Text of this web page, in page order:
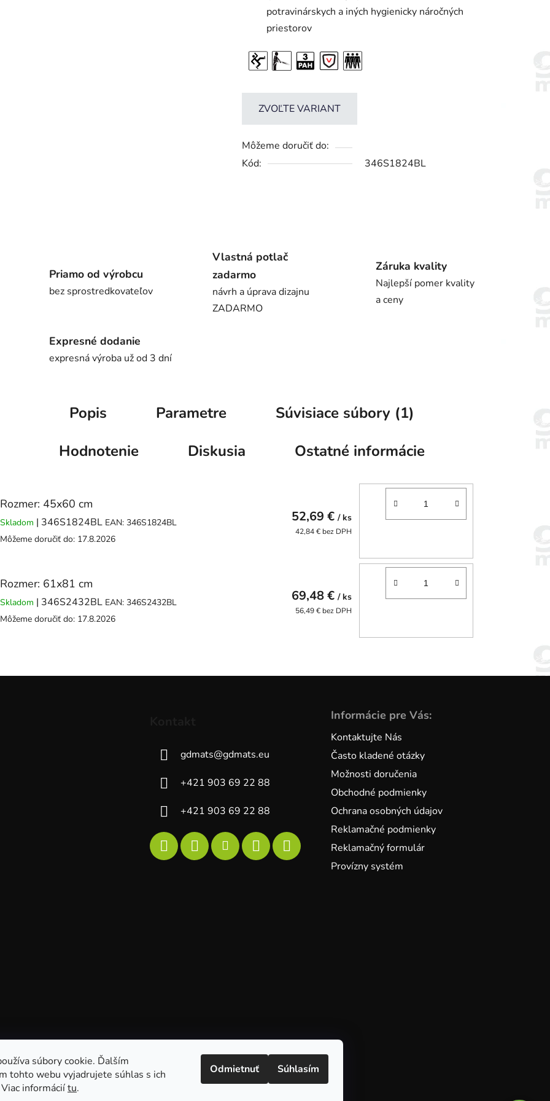
súbory cookie. Ďalším
tohto webu vyjadrujete súhlas s ich
informáciítu.
Odmietnuť Súhlasím
potravinárskych a iných hygienicky náročných
priestorov
ZVOĽTE VARIANT
Môžeme doručiť do:
Kód:
346S1824BL
Priamo od výrobcu
bez sprostredkovateľov
Vlastná potlač
zadarmo
návrh a úprava dizajnu
ZADARMO
Záruka kvality
Najlepší pomer kvality
a ceny
Expresné dodanie
expresná výroba už od 3 dní
Popis Parametre
Súvisiace súbory (1)
Hodnotenie
Diskusia Ostatné informácie
Rozmer: 45x60 cm
Skladom | 346S1824BL EAN: 346S1824BL
Môžeme doručiť do: 17.8.2026
52,69 € / ks
42,84 € bez DPH
Rozmer: 61x81 cm
Skladom | 346S2432BL EAN: 346S2432BL
Môžeme doručiť do: 17.8.2026
69,48 € / ks
56,49 € bez DPH
gdmats@gdmats.eu
+421 903 69 22 88
+421 903 69 22 88
Informácie pre Vás:
Kontaktujte Nás
Často kladené otázky
Možnosti doručenia
Obchodné podmienky
Ochrana osobných údajov
Reklamačné podmienky
Reklamačný formulár
Provízny systém